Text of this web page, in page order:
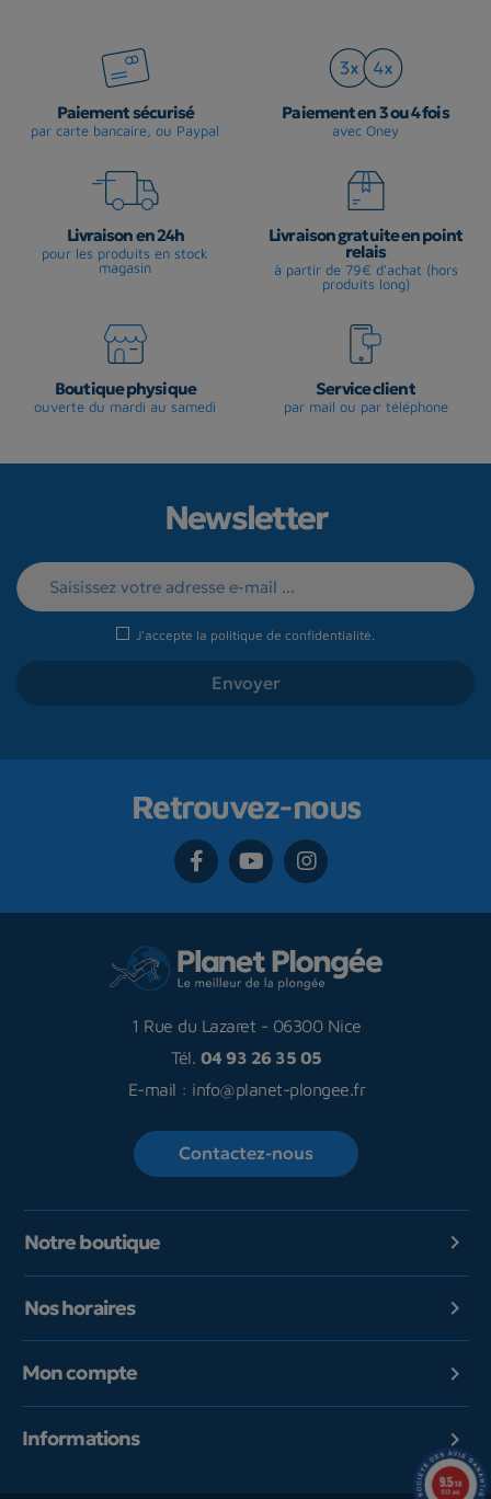
Paiement sécurisé
par carte bancaire, ou Paypal
Paiement en 3 ou 4 fois
avec Oney
Livraison en 24h
pour les produits en stock
magasin
Livraison gratuite en point
relais
à partir de 79€ d'achat (hors
produits long)
Boutique physique
ouverte du mardi au samedi
Service client
par mail ou par téléphone
Newsletter
J'accepte la politique de confidentialité.
Retrouvez-nous
1 Rue du Lazaret - 06300 Nice
Tél. 04 93 26 35 05
E-mail : info@planet-plongee.fr
Contactez-nous
Notre boutique 
Nos horaires 
Mon compte 
Informations 
9.5/10
1601 avis